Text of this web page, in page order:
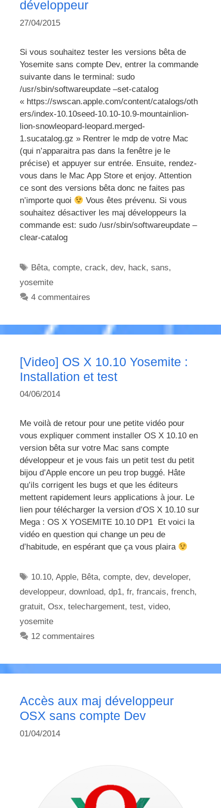
développeur
27/04/2015
Si vous souhaitez tester les versions bêta de
Yosemite sans compte Dev, entrer la commande
suivante dans le terminal: sudo
/usr/sbin/softwareupdate –set-catalog
« https://swscan.apple.com/content/catalogs/oth
ers/index-10.10seed-10.10-10.9-mountainlion-
lion-snowleopard-leopard.merged-
1.sucatalog.gz » Rentrer le mdp de votre Mac
(qui n’apparaitra pas dans la fenêtre je le
précise) et appuyer sur entrée. Ensuite, rendez-
vous dans le Mac App Store et enjoy. Attention
ce sont des versions bêta donc ne faites pas
n’importe quoi
Vous êtes prévenu. Si vous
souhaitez désactiver les maj développeurs la
commande est: sudo /usr/sbin/softwareupdate –
clear-catalog
Étiquettes
Bêta,compte,crack,dev, hack,sans,
yosemite
4 commentaires
[Video] OS X 10.10 Yosemite :
Installation et test
04/06/2014
Me voilà de retour pour une petite vidéo pour
vous expliquer comment installer OS X 10.10 en
version bêta sur votre Mac sans compte
développeur et je vous fais un petit test du petit
bijou d’Apple encore un peu trop buggé. Hâte
qu’ils corrigent les bugs et que les éditeurs
mettent rapidement leurs applications à jour. Le
lien pour télécharger la version d’OS X 10.10 sur
Mega : OS X YOSEMITE 10.10 DP1 Et voici la
vidéo en question qui change un peu de
d’habitude, en espérant que ça vous plaira
Étiquettes
10.10,Apple, Bêta,compte,dev,developer,
developpeur, download, dp1, fr, francais, french,
gratuit, Osx, telechargement, test, video,
yosemite
12 commentaires
Accès aux maj développeur
OSX sans compte Dev
01/04/2014